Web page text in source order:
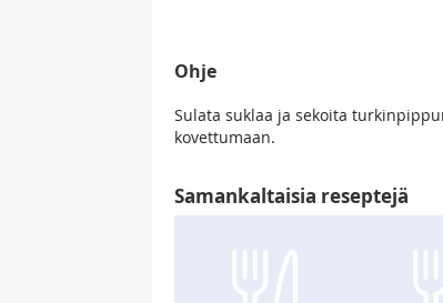
Ohje
Sulata suklaa ja sekoita
kovettumaan.
Samankaltaisia reseptejä